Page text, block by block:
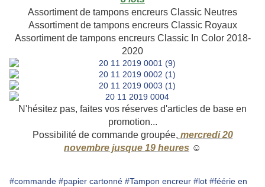
Assortiment de tampons encreurs Classic Neutres
Assortiment de tampons encreurs Classic Royaux
Assortiment de tampons encreurs Classic In Color 2018-
2020
N'hésitez pas, faites vos réserves d'articles de base en
promotion...
Possibilité de commande groupée, mercredi 20
novembre jusque 19 heures ☺
#commande #papier cartonné #Tampon encreur #lot #féérie en